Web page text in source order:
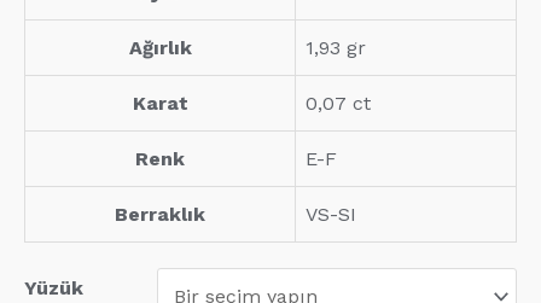
Ağırlık 1,93 gr
Karat 0,07 ct
Renk E-F
Berraklık VS-SI
Yüzük